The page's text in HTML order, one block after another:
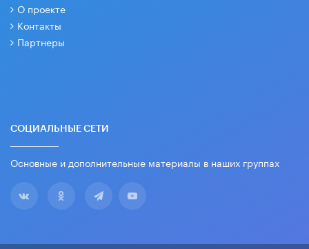
О проекте
Контакты
Партнеры
СОЦИАЛЬНЫЕ СЕТИ
Основные и дополнительные материалы в наших группах